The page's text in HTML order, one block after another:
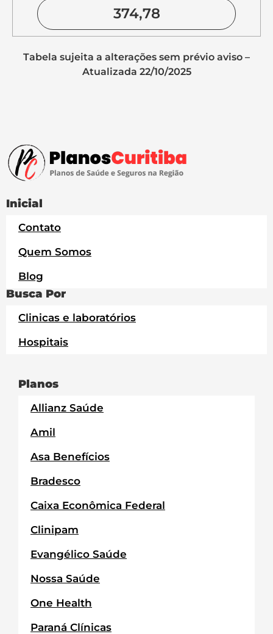
374,78
Tabela sujeita a alterações sem prévio aviso –
Atualizada 22/10/2025
Inicial
Contato
Quem Somos
Blog
Busca Por
Clinicas e laboratórios
Hospitais
Planos
Allianz Saúde
Amil
Asa Benefícios
Bradesco
Caixa Econômica Federal
Clinipam
Evangélico Saúde
Nossa Saúde
One Health
Paraná Clínicas